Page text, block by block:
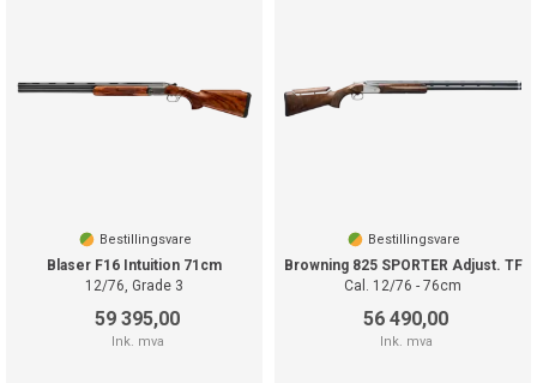
Bestillingsvare
Blaser F16 Intuition 71cm
12/76, Grade 3
59 395,00
Ink. mva
Bestillingsvare
Browning 825 SPORTER Adjust. TF
Cal. 12/76 - 76cm
56 490,00
Ink. mva